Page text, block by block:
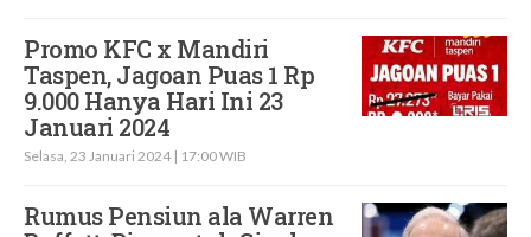
Promo KFC x Mandiri
Taspen, Jagoan Puas 1 Rp
9.000 Hanya Hari Ini 23
Januari 2024
Selasa, 23 Januari 2024 | 17:00 WIB
Rumus Pensiun ala Warren